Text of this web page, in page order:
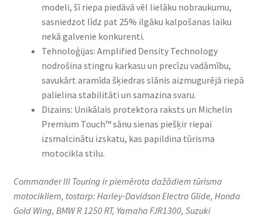
modeli, šī riepa piedāvā vēl lielāku nobraukumu,
sasniedzot līdz pat 25% ilgāku kalpošanas laiku
nekā galvenie konkurenti.
Tehnoloģijas: Amplified Density Technology
nodrošina stingru karkasu un precīzu vadāmību,
savukārt aramīda šķiedras slānis aizmugurējā riepā
palielina stabilitāti un samazina svaru.
Dizains: Unikālais protektora raksts un Michelin
Premium Touch™ sānu sienas piešķir riepai
izsmalcinātu izskatu, kas papildina tūrisma
motocikla stilu.
Commander III Touring ir piemērota dažādiem tūrisma
motocikliem, tostarp: Harley-Davidson Electra Glide, Honda
Gold Wing, BMW R 1250 RT, Yamaha FJR1300, Suzuki